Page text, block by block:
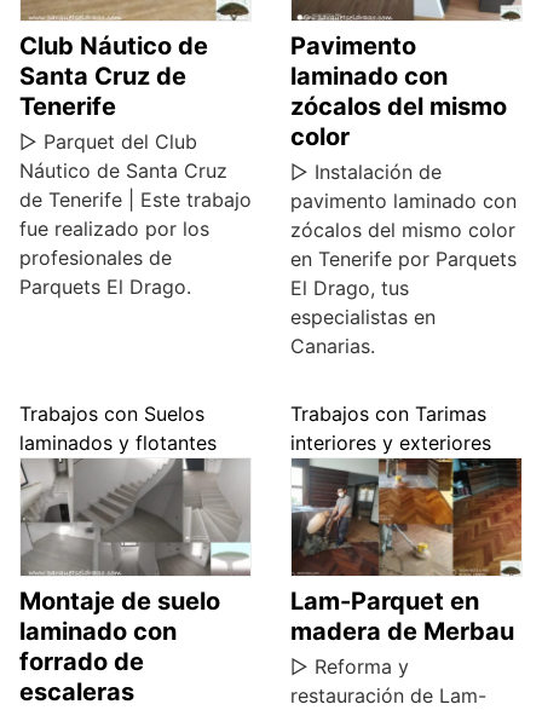
Club Náutico de
Santa Cruz de
Tenerife
▷ Parquet del Club
Náutico de Santa Cruz
de Tenerife | Este trabajo
fue realizado por los
profesionales de
Parquets El Drago.
Pavimento
laminado con
zócalos del mismo
color
▷ Instalación de
pavimento laminado con
zócalos del mismo color
en Tenerife por Parquets
El Drago, tus
especialistas en
Canarias.
Trabajos con Suelos
laminados y flotantes
Montaje de suelo
laminado con
forrado de
escaleras
Trabajos con Tarimas
interiores y exteriores
Lam-Parquet en
madera de Merbau
▷ Reforma y
restauración de Lam-